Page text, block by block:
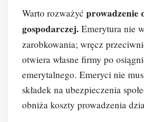
Warto rozważyć prowadzenie
gospodarczej. Emerytura nie
zarobkowania; wręcz
otwiera własne firmy po
emerytalnego. Emeryci nie
składek na ubezpieczenia
obniża koszty prowadzenia